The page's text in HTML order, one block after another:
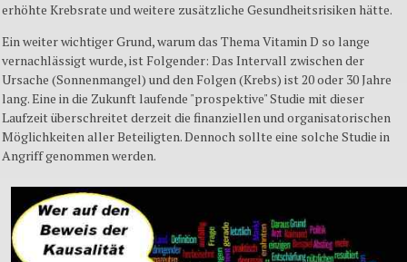
erhöhte Krebsrate und weitere zusätzliche Gesundheitsrisiken hätte.
Ein weiter wichtiger Grund, warum das Thema Vitamin D so lange
vernachlässigt wurde, ist Folgender: Das Intervall zwischen der
Ursache (Sonnenmangel) und den Folgen (Krebs) ist 20 oder 30 Jahre
lang. Eine in die Zukunft laufende "prospektive" Studie mit dieser
Laufzeit überschreitet derzeit die finanziellen und organisatorischen
Möglichkeiten aller Beteiligten. Dennoch sollte eine solche Studie in
Angriff genommen werden.